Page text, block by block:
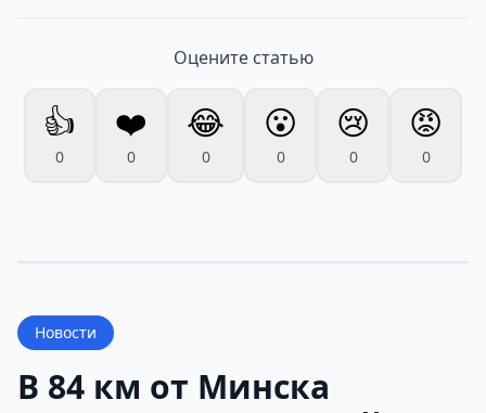
Оцените статью
👍
0
❤️
0
😂
0
😮
0
😢
0
😡
0
Новости
В 84 км от Минска